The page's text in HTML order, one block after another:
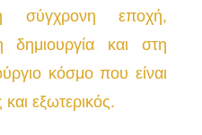
σύγχρονη εποχή,
δημιουργία και στη
κόσμο που είναι
εξωτερικός.